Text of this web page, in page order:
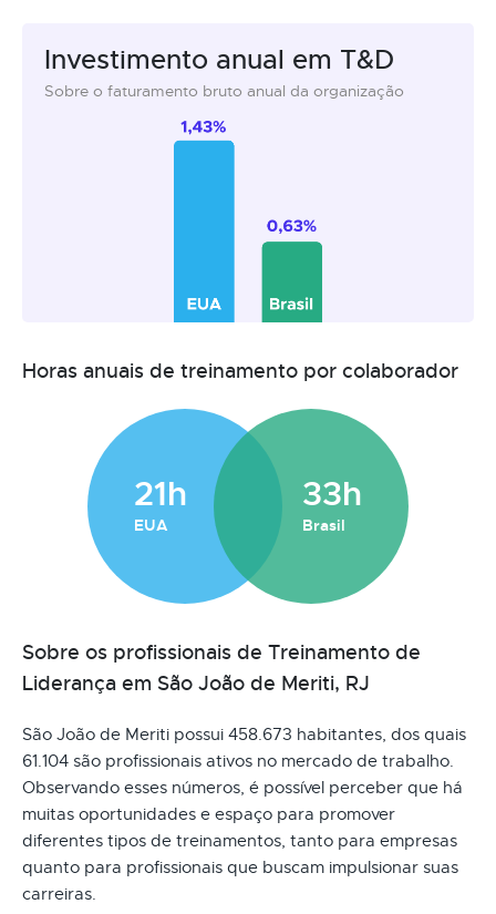
Investimento anual em T&D
Sobre o faturamento bruto anual da organização
Horas anuais de treinamento por colaborador
21h
EUA
33h
Brasil
Sobre os profissionais de Treinamento de
Liderança em São João de Meriti, RJ
São João de Meriti possui 458.673 habitantes, dos quais
61.104 são profissionais ativos no mercado de trabalho.
Observando esses números, é possível perceber que há
muitas oportunidades e espaço para promover
diferentes tipos de treinamentos, tanto para empresas
quanto para profissionais que buscam impulsionar suas
carreiras.